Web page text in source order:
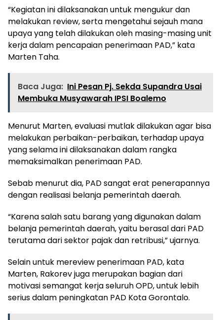
“Kegiatan ini dilaksanakan untuk mengukur dan
melakukan review, serta mengetahui sejauh mana
upaya yang telah dilakukan oleh masing-masing unit
kerja dalam pencapaian penerimaan PAD,” kata
Marten Taha.
Baca Juga: Ini Pesan Pj. Sekda Supandra Usai
Membuka Musyawarah IPSI Boalemo
Menurut Marten, evaluasi mutlak dilakukan agar bisa
melakukan perbaikan-perbaikan, terhadap upaya
yang selama ini dilaksanakan dalam rangka
memaksimalkan penerimaan PAD.
Sebab menurut dia, PAD sangat erat penerapannya
dengan realisasi belanja pemerintah daerah.
“Karena salah satu barang yang digunakan dalam
belanja pemerintah daerah, yaitu berasal dari PAD
terutama dari sektor pajak dan retribusi,” ujarnya.
Selain untuk mereview penerimaan PAD, kata
Marten, Rakorev juga merupakan bagian dari
motivasi semangat kerja seluruh OPD, untuk lebih
serius dalam peningkatan PAD Kota Gorontalo.